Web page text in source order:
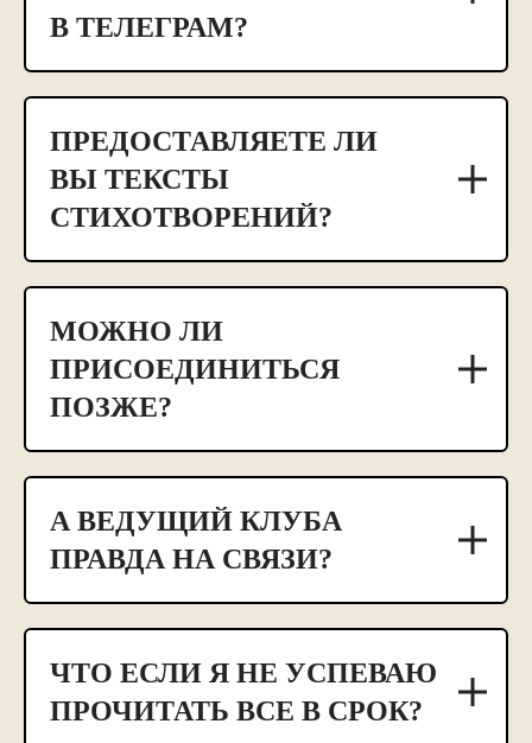
В ТЕЛЕГРАМ?
ПРЕДОСТАВЛЯЕТЕ ЛИ
ВЫ ТЕКСТЫ
СТИХОТВОРЕНИЙ?
МОЖНО ЛИ
ПРИСОЕДИНИТЬСЯ
ПОЗЖЕ?
А ВЕДУЩИЙ КЛУБА
ПРАВДА НА СВЯЗИ?
ЧТО ЕСЛИ Я НЕ УСПЕВАЮ
ПРОЧИТАТЬ ВСЕ В СРОК?